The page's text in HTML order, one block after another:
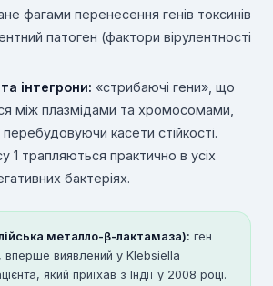
фагами перенесення генів токсинів
патоген (фактори вірулентності
інтегрони: «стрибаючі гени», що
між плазмідами та хромосомами,
касети стійкості.
1 трапляються практично в усіх
бактеріях.
металло-β-лактамаза): ген
виявлений у Klebsiella
який приїхав з Індії у 2008 році.